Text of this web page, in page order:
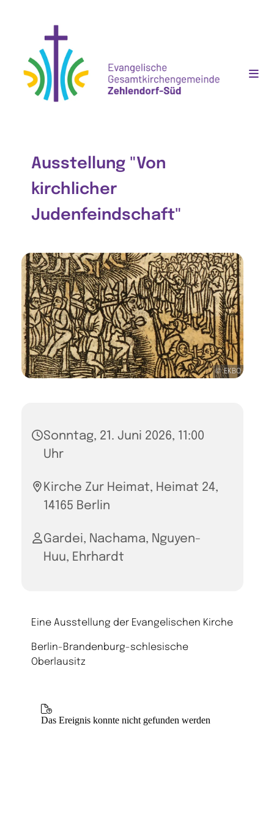
Ausstellung "Von
kirchlicher
Judenfeindschaft"
© EKBO
Sonntag, 21. Juni 2026, 11:00
Uhr
Kirche Zur Heimat, Heimat 24,
14165 Berlin
Gardei, Nachama, Nguyen-
Huu, Ehrhardt
Eine Ausstellung der Evangelischen Kirche
Berlin-Brandenburg-schlesische
Oberlausitz